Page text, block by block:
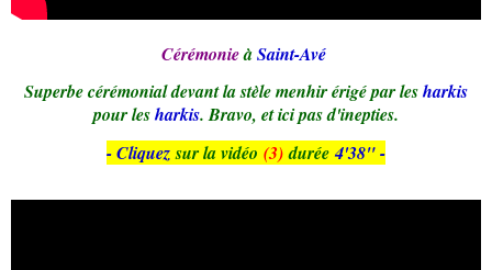
CérémonieàSaint-Avé
Superbe cérémonial devant la stèle menhir érigé par lesharkis
pour lesharkis. Bravo, et ici pas d'inepties.
- Cliquez sur la vidéo (3)durée4'38" -